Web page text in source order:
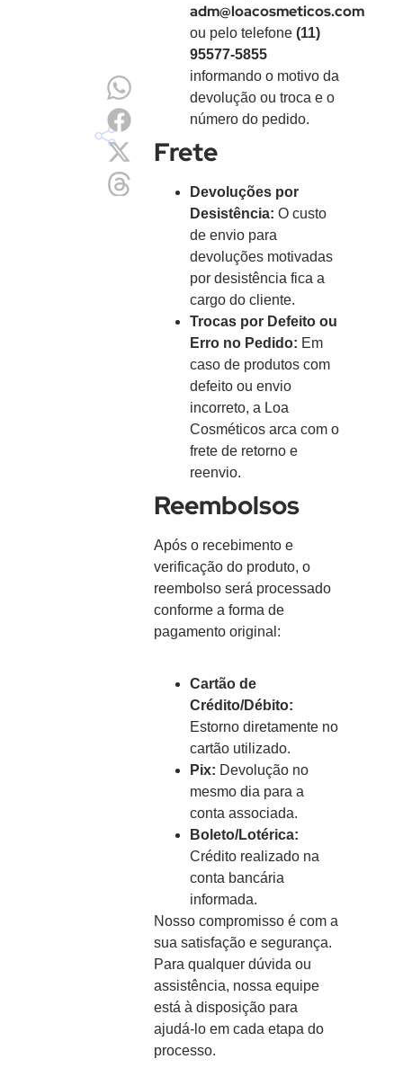
adm@loacosmeticos.com
ou pelo telefone(11)
95577-5855
informando o motivo da
devolução ou troca e o
número do pedido.
Frete
Devoluções por
Desistência: O custo
de envio para
devoluções motivadas
por desistência fica a
cargo do cliente.
Trocas por Defeito ou
Erro no Pedido: Em
caso de produtos com
defeito ou envio
incorreto, a Loa
Cosméticos arca com o
frete de retorno e
reenvio.
Reembolsos
Após o recebimento e
verificação do produto, o
reembolso será processado
conforme a forma de
pagamento original:
Cartão de
Crédito/Débito:
Estorno diretamente no
cartão utilizado.
Pix: Devolução no
mesmo dia para a
conta associada.
Boleto/Lotérica:
Crédito realizado na
conta bancária
informada.
Nosso compromisso é com a
sua satisfação e segurança.
Para qualquer dúvida ou
assistência, nossa equipe
está à disposição para
ajudá-lo em cada etapa do
processo.